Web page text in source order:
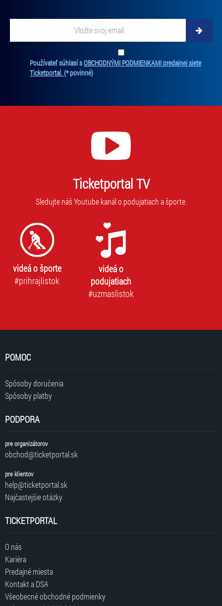
Používateľ súhlasí sOBCHODNÝMI PODMIENKAMI predajnej siete
Ticketportal.(* povinné)
Ticketportal TV
Sledujte náš Youtube kanál o podujatiach a športe.
videá o športe
#prihrajlistok
videá o
podujatiach
#uzmaslistok
POMOC
Spôsoby doručenia
Spôsoby platby
PODPORA
pre organizátorov
obchod@ticketportal.sk
pre klientov
help@ticketportal.sk
Najčastejšie otázky
TICKETPORTAL
O nás
Kariéra
Predajné miesta
Kontakt a DSA
Všeobecné obchodné podmienky